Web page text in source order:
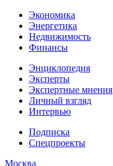
Экономика
Энергетика
Недвижимость
Финансы
Энциклопедия
Эксперты
Экспертные мнения
Личный взгляд
Интервью
Подписка
Спецпроекты
Москва